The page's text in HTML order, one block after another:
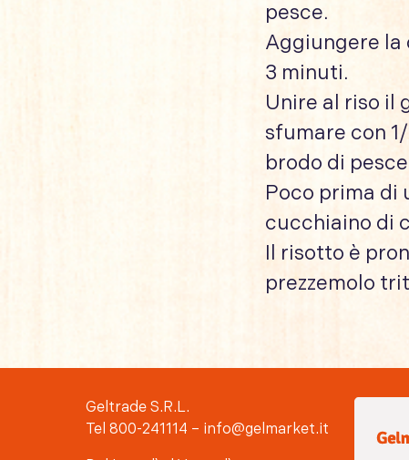
pesce.
Aggiungere la
3 minuti.
Unire al riso il
sfumare con
brodo di
Poco prima di
cucchiaino di
Il risotto è
prezzemolo
Geltrade S.R.L.
Tel 800-241114 – info@gelmarket.it